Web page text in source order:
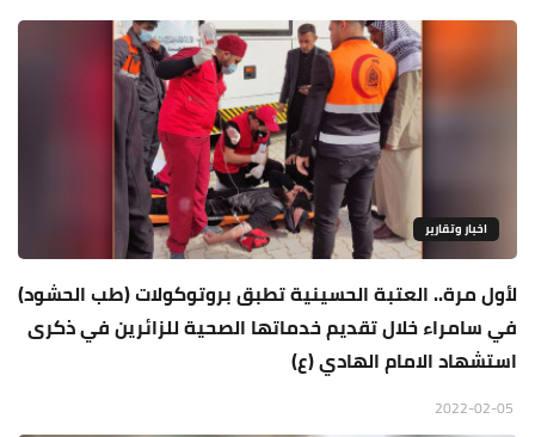
اخبار وتقارير
لأول مرة.. العتبة الحسينية تطبق بروتوكولات (طب الحشود)
في سامراء خلال تقديم خدماتها الصحية للزائرين في ذكرى
استشهاد الامام الهادي (ع)